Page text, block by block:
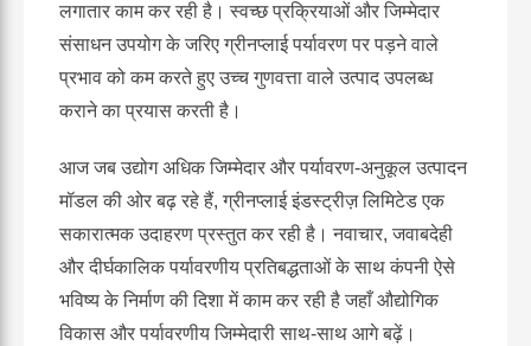
लगातार काम कर रही है। स्वच्छ प्रक्रियाओं और जिम्मेदार
संसाधन उपयोग के जरिए ग्रीनप्लाई पर्यावरण पर पड़ने वाले
प्रभाव को कम करते हुए उच्च गुणवत्ता वाले उत्पाद उपलब्ध
कराने का प्रयास करती है।
आज जब उद्योग अधिक जिम्मेदार और पर्यावरण-अनुकूल उत्पादन
मॉडल की ओर बढ़ रहे हैं, ग्रीनप्लाई इंडस्ट्रीज़ लिमिटेड एक
सकारात्मक उदाहरण प्रस्तुत कर रही है। नवाचार, जवाबदेही
और दीर्घकालिक पर्यावरणीय प्रतिबद्धताओं के साथ कंपनी ऐसे
भविष्य के निर्माण की दिशा में काम कर रही है जहाँ औद्योगिक
विकास और पर्यावरणीय जिम्मेदारी साथ-साथ आगे बढ़ें।